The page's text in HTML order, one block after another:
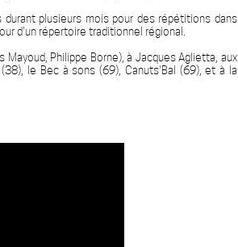
plusieurs mois pour des répétitions dans
d'un répertoire traditionnel régional.
Mayoud, Philippe Borne), à Jacques Aglietta, aux
le Bec à sons (69), Canuts'Bal (69), et à la